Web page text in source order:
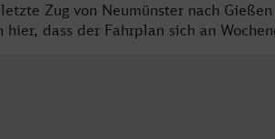
Zug von Neumünster nach
hier, dass der Fahrplan sich an